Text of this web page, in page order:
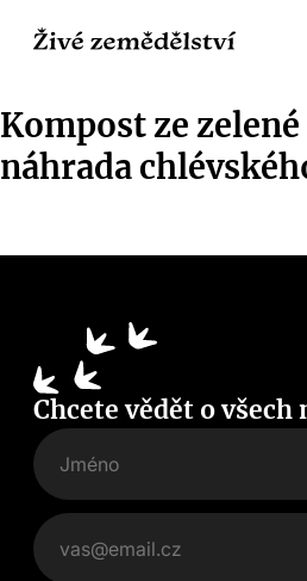
Kompost ze
náhrada
Chcete vědět o všech